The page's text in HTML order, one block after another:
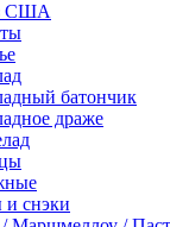
США
батончик
драже
снэки